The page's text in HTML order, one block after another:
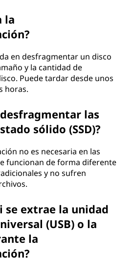
la
en desfragmentar un disco
y la cantidad de
Puede tardar desde unos
horas.
las
sólido (SSD)?
no es necesaria en las
funcionan de forma diferente
y no sufren
se extrae la unidad
(USB) o la
la